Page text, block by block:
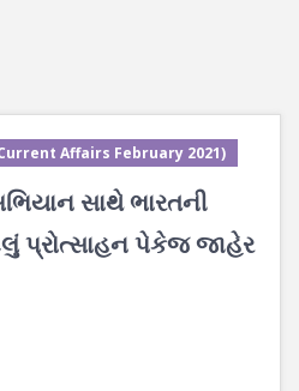
Affairs February 2021)
સાથે ભારતની
પ્રોત્સાહન પેકેજ જાહેર